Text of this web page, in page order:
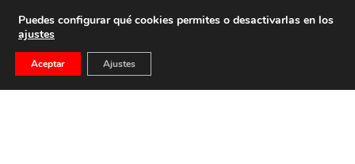
Calle Edgar Neville, 1 -1º Izq
(antes calle General Moscardó)
Puedes configurar qué cookies permites o desactivarlas en los
ajustes
Aceptar Ajustes